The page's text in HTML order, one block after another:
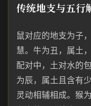
传统地支与五行
鼠对应的地支为子
慧。牛为丑，属土
配对中，土对水的
为辰，属土且含有
灵动相辅相成。猴